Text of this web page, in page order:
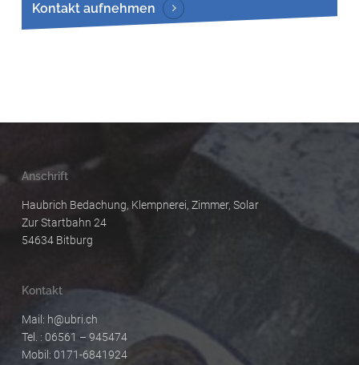
Kontakt aufnehmen
Anschrift
Haubrich Bedachung, Klempnerei, Zimmer, Solar
Zur Startbahn 24
54634 Bitburg
Kontakt
Mail: h@ubri.ch
Tel. : 06561 – 945474
Mobil: 0171-6841924